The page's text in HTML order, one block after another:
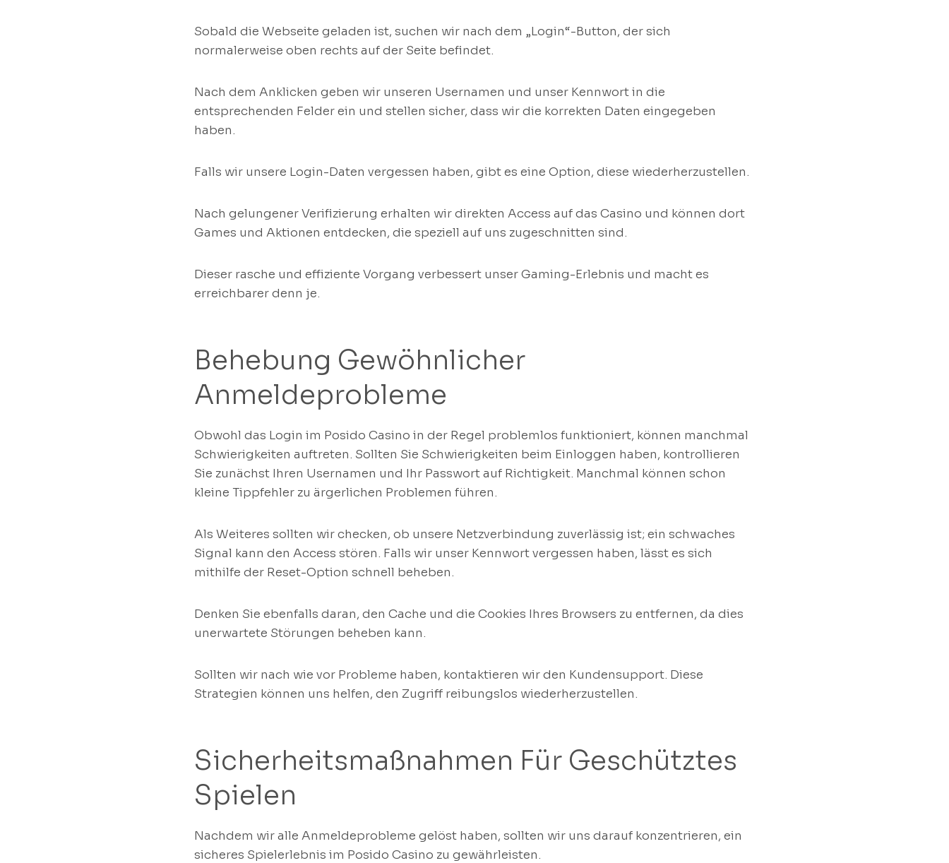
Sobald die Webseite geladen ist, suchen wir nach dem „Login“-Button, der sich
normalerweise oben rechts auf der Seite befindet.
Nach dem Anklicken geben wir unseren Usernamen und unser Kennwort in die
entsprechenden Felder ein und stellen sicher, dass wir die korrekten Daten eingegeben
haben.
Falls wir unsere Login-Daten vergessen haben, gibt es eine Option, diese wiederherzustellen.
Nach gelungener Verifizierung erhalten wir direkten Access auf das Casino und können dort
Games und Aktionen entdecken, die speziell auf uns zugeschnitten sind.
Dieser rasche und effiziente Vorgang verbessert unser Gaming-Erlebnis und macht es
erreichbarer denn je.
Behebung Gewöhnlicher
Anmeldeprobleme
Obwohl das Login im Posido Casino in der Regel problemlos funktioniert, können manchmal
Schwierigkeiten auftreten. Sollten Sie Schwierigkeiten beim Einloggen haben, kontrollieren
Sie zunächst Ihren Usernamen und Ihr Passwort auf Richtigkeit. Manchmal können schon
kleine Tippfehler zu ärgerlichen Problemen führen.
Als Weiteres sollten wir checken, ob unsere Netzverbindung zuverlässig ist; ein schwaches
Signal kann den Access stören. Falls wir unser Kennwort vergessen haben, lässt es sich
mithilfe der Reset-Option schnell beheben.
Denken Sie ebenfalls daran, den Cache und die Cookies Ihres Browsers zu entfernen, da dies
unerwartete Störungen beheben kann.
Sollten wir nach wie vor Probleme haben, kontaktieren wir den Kundensupport. Diese
Strategien können uns helfen, den Zugriff reibungslos wiederherzustellen.
Sicherheitsmaßnahmen Für Geschütztes
Spielen
Nachdem wir alle Anmeldeprobleme gelöst haben, sollten wir uns darauf konzentrieren, ein
sicheres Spielerlebnis im Posido Casino zu gewährleisten.